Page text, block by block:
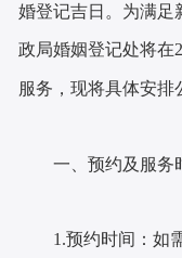
婚登记吉日。为满足
政局婚姻登记处将在
服务，现将具体安排
一、预约及服务
1.预约时间：如